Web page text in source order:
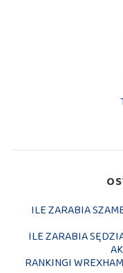
ILE ZARABIA
ILE ZARABIA
RANKINGI